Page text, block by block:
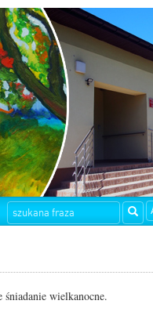
wielkanocne.